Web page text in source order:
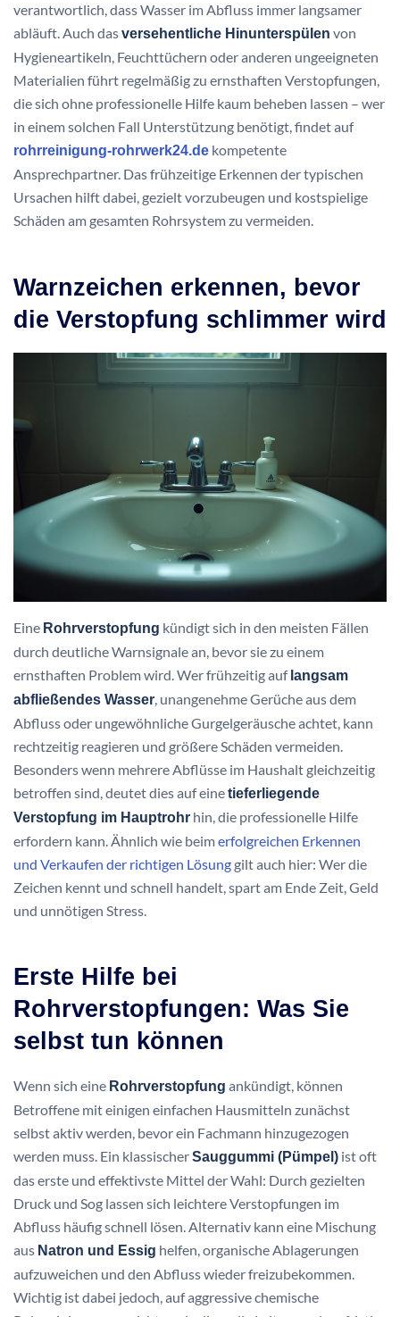
verantwortlich, dass Wasser im Abfluss immer langsamer
abläuft. Auch dasversehentliche Hinunterspülen von
Hygieneartikeln, Feuchttüchern oder anderen ungeeigneten
Materialien führt regelmäßig zu ernsthaften Verstopfungen,
die sich ohne professionelle Hilfe kaum beheben lassen – wer
in einem solchen Fall Unterstützung benötigt, findet auf
rohrreinigung-rohrwerk24.de kompetente
Ansprechpartner. Das frühzeitige Erkennen der typischen
Ursachen hilft dabei, gezielt vorzubeugen und kostspielige
Schäden am gesamten Rohrsystem zu vermeiden.
Warnzeichen erkennen, bevor
die Verstopfung schlimmer wird
Eine Rohrverstopfung kündigt sich in den meisten Fällen
durch deutliche Warnsignale an, bevor sie zu einem
ernsthaften Problem wird. Wer frühzeitig auf langsam
abfließendes Wasser , unangenehme Gerüche aus dem
Abfluss oder ungewöhnliche Gurgelgeräusche achtet, kann
rechtzeitig reagieren und größere Schäden vermeiden.
Besonders wenn mehrere Abflüsse im Haushalt gleichzeitig
betroffen sind, deutet dies auf einetieferliegende
Verstopfung im Hauptrohr hin, die professionelle Hilfe
erfordern kann. Ähnlich wie beimerfolgreichen Erkennen
und Verkaufen der richtigen Lösung gilt auch hier: Wer die
Zeichen kennt und schnell handelt, spart am Ende Zeit, Geld
und unnötigen Stress.
Erste Hilfe bei
Rohrverstopfungen: Was Sie
selbst tun können
Wenn sich eine Rohrverstopfung ankündigt, können
Betroffene mit einigen einfachen Hausmitteln zunächst
selbst aktiv werden, bevor ein Fachmann hinzugezogen
werden muss. Ein klassischerSauggummi (Pümpel) ist oft
das erste und effektivste Mittel der Wahl: Durch gezielten
Druck und Sog lassen sich leichtere Verstopfungen im
Abfluss häufig schnell lösen. Alternativ kann eine Mischung
aus Natron und Essig helfen, organische Ablagerungen
aufzuweichen und den Abfluss wieder freizubekommen.
Wichtig ist dabei jedoch, auf aggressive chemische